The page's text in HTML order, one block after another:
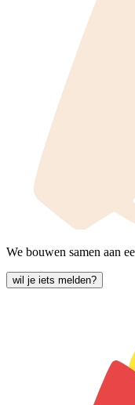
We bouwen samen aan
wil je iets melden?